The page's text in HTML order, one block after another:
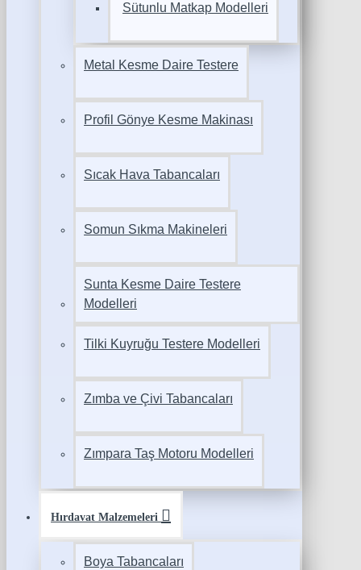
Sütunlu Matkap Modelleri
Metal Kesme Daire Testere
Profil Gönye Kesme Makinası
Sıcak Hava Tabancaları
Somun Sıkma Makineleri
Sunta Kesme Daire Testere
Modelleri
Tilki Kuyruğu Testere Modelleri
Zımba ve Çivi Tabancaları
Zımpara Taş Motoru Modelleri
Hırdavat Malzemeleri
Boya Tabancaları